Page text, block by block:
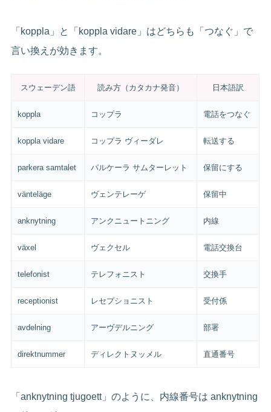
「koppla」と「koppla vidare」はどちらも「つなぐ」で
言い換えが効きます。
スウェーデン語 読み方（カタカナ発音） 日本語訳
koppla コップラ 電話をつなぐ
koppla vidare コップラ ヴィーダレ 転送する
parkera samtalet パルケーラ サムターレット 保留にする
vänteläge ヴェンテレーゲ 保留中
anknytning アンクニュートニング 内線
växel ヴェクセル 電話交換台
telefonist テレフォニスト 交換手
receptionist レセプショニスト 受付係
avdelning アーヴデルニング 部署
direktnummer ディレクトヌッメル 直通番号
「anknytning tjugoett」のように、内線番号は anknytning